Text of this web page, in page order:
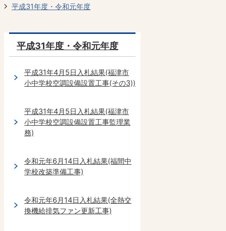
平成31年度・令和元年度
平成31年度・令和元年度
平成31年4月5日入札結果(福津市
小中学校空調設備設置工事(その3))
平成31年4月5日入札結果(福津市
小中学校空調設備設置工事監理業
務)
令和元年6月14日入札結果(福間中
学校改築準備工事)
令和元年6月14日入札結果(全熱交
換機給排気ファン更新工事)